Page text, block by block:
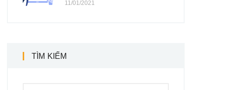
11/01/2021
TÌM KIẾM